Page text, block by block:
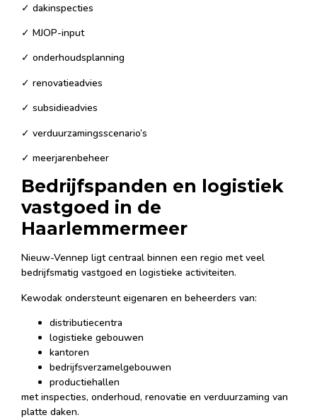
✓ dakinspecties
✓ MJOP-input
✓ onderhoudsplanning
✓ renovatieadvies
✓ subsidieadvies
✓ verduurzamingsscenario’s
✓ meerjarenbeheer
Bedrijfspanden en logistiek
vastgoed in de
Haarlemmermeer
Nieuw-Vennep ligt centraal binnen een regio met veel
bedrijfsmatig vastgoed en logistieke activiteiten.
Kewodak ondersteunt eigenaren en beheerders van:
distributiecentra
logistieke gebouwen
kantoren
bedrijfsverzamelgebouwen
productiehallen
met inspecties, onderhoud, renovatie en verduurzaming van
platte daken.